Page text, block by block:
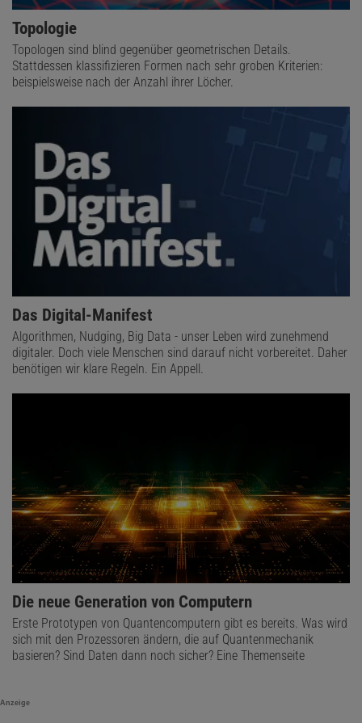
Topologie
Topologen sind blind gegenüber geometrischen Details.
Stattdessen klassifizieren Formen nach sehr groben Kriterien:
beispielsweise nach der Anzahl ihrer Löcher.
Das Digital-Manifest
Algorithmen, Nudging, Big Data - unser Leben wird zunehmend
digitaler. Doch viele Menschen sind darauf nicht vorbereitet. Daher
benötigen wir klare Regeln. Ein Appell.
Die neue Generation von Computern
Erste Prototypen von Quantencomputern gibt es bereits. Was wird
sich mit den Prozessoren ändern, die auf Quantenmechanik
basieren? Sind Daten dann noch sicher? Eine Themenseite
Anzeige